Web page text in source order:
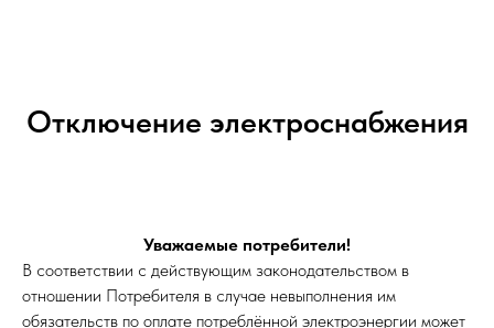
Отключение электроснабжения
Уважаемые потребители!
В соответствии с действующим законодательством в
отношении Потребителя в случае невыполнения им
обязательств по оплате потреблённой электроэнергии может